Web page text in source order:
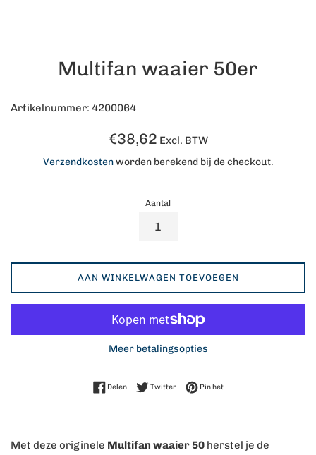
Multifan waaier 50er
Artikelnummer: 4200064
Normale
€38,62 Excl. BTW
Verzendkostenworden berekend bij de checkout.
Aantal
AAN WINKELWAGEN TOEVOEGEN
Meer betalingsopties
DelenDelen op Facebook
TwitterTwitteren op Twitter
Pin hetPinnen op Pinterest
Met deze originele Multifan waaier 50 herstel je de